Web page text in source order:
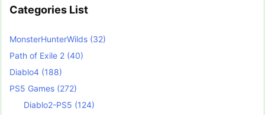
Categories List
MonsterHunterWilds (32)
Path of Exile 2 (40)
Diablo4 (188)
PS5 Games (272)
Diablo2-PS5 (124)